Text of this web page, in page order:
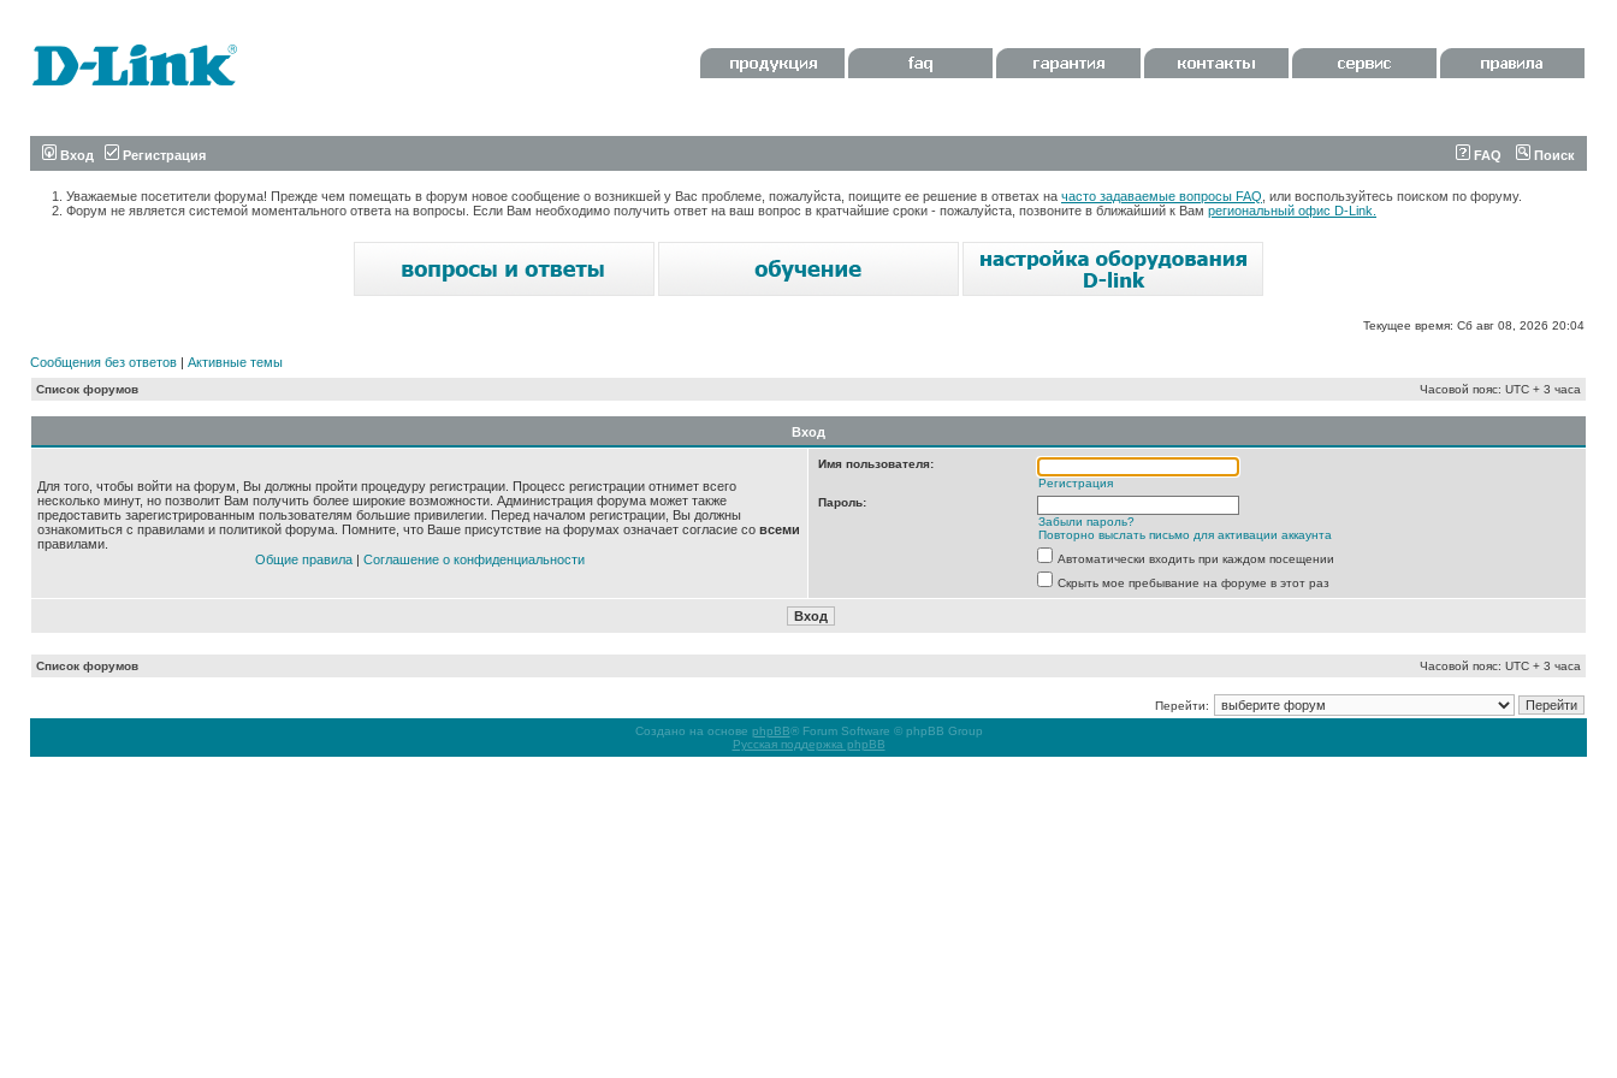
Вход Регистрация FAQ Поиск
Уважаемые посетители форума! Прежде чем помещать в форум новое сообщение о возникшей у Вас проблеме, пожалуйста, поищите ее решение в ответах на часто задаваемые вопросы FAQ , или воспользуйтесь поиском по форуму.
Форум не является системой моментального ответа на вопросы. Если Вам необходимо получить ответ на ваш вопрос в кратчайшие сроки - пожалуйста, позвоните в ближайший к Вам региональный офис D-Link.
Текущее время: Сб авг 08, 2026 20:04
Сообщения без ответов | Активные темы
Список форумов Часовой пояс: UTC + 3 часа
Вход
Для того, чтобы войти на форум, Вы должны пройти процедуру регистрации. Процесс регистрации отнимет всего
несколько минут, но позволит Вам получить более широкие возможности. Администрация форума может также
предоставить зарегистрированным пользователям большие привилегии. Перед началом регистрации, Вы должны
ознакомиться с правилами и политикой форума. Помните, что Ваше присутствие на форумах означает согласие со всеми
правилами.
Общие правила| Соглашение о конфиденциальности
Имя пользователя:
Регистрация
Пароль:
Забыли пароль?
Повторно выслать письмо для активации аккаунта
Автоматически входить при каждом посещении
Скрыть мое пребывание на форуме в этот раз
Список форумов Часовой пояс: UTC + 3 часа
Перейти:
Создано на основе phpBB® Forum Software © phpBB Group
Русская поддержка phpBB